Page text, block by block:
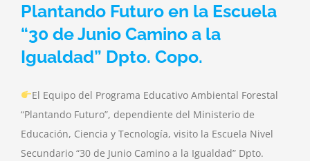
Plantando Futuro en la Escuela
“30 de Junio Camino a la
Igualdad” Dpto. Copo.
El Equipo del Programa Educativo Ambiental Forestal
“Plantando Futuro”, dependiente del Ministerio de
Educación, Ciencia y Tecnología, visito la Escuela Nivel
Secundario “30 de Junio Camino a la Igualdad” Dpto.